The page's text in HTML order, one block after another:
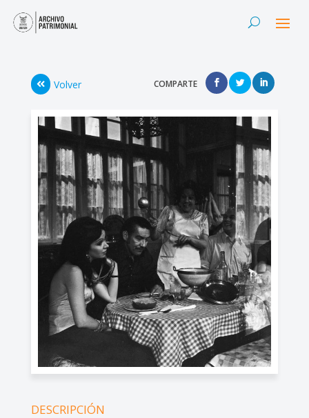
Volver COMPARTE
DESCRIPCIÓN